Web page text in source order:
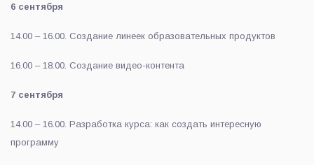
6 сентября
14.00 – 16.00. Создание линеек образовательных продуктов
16.00 – 18.00. Создание видео-контента
7 сентября
14.00 – 16.00. Разработка курса: как создать интересную
программу